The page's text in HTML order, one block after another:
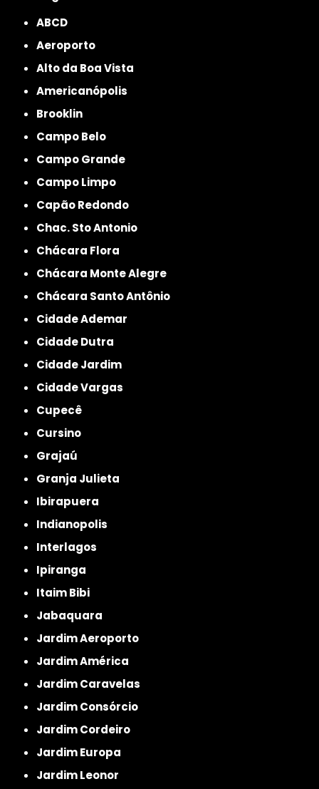
ABCD
Aeroporto
Alto da Boa Vista
Americanópolis
Brooklin
Campo Belo
Campo Grande
Campo Limpo
Capão Redondo
Chac. Sto Antonio
Chácara Flora
Chácara Monte Alegre
Chácara Santo Antônio
Cidade Ademar
Cidade Dutra
Cidade Jardim
Cidade Vargas
Cupecê
Cursino
Grajaú
Granja Julieta
Ibirapuera
Indianopolis
Interlagos
Ipiranga
Itaim Bibi
Jabaquara
Jardim Aeroporto
Jardim América
Jardim Caravelas
Jardim Consórcio
Jardim Cordeiro
Jardim Europa
Jardim Leonor